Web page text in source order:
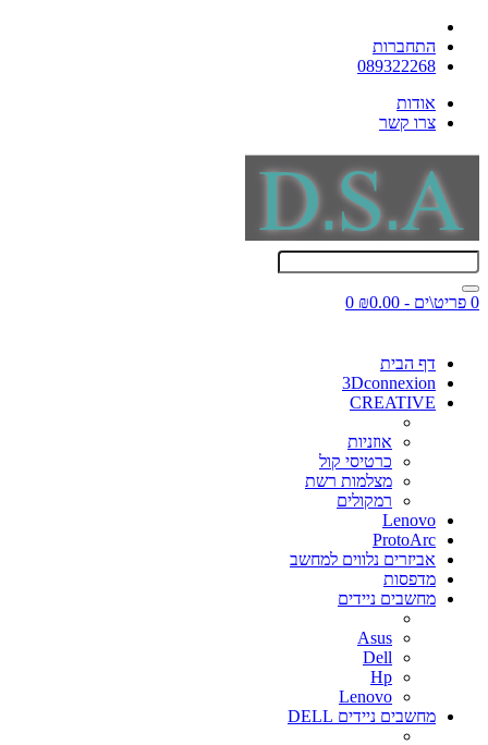
התחברות
089322268
אודות
צרו קשר
0 פריט\ים - ₪0.00 0
דף הבית
3Dconnexion
CREATIVE
אוזניות
כרטיסי קול
מצלמות רשת
רמקולים
Lenovo
ProtoArc
אביזרים נלווים למחשב
מדפסות
מחשבים ניידים
Asus
Dell
Hp
Lenovo
מחשבים ניידים DELL